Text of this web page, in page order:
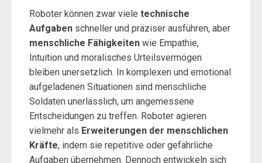
Roboter können zwar viele technische
Aufgaben schneller und präziser ausführen, aber
menschliche Fähigkeiten wie Empathie,
Intuition und moralisches Urteilsvermögen
bleiben unersetzlich. In komplexen und emotional
aufgeladenen Situationen sind menschliche
Soldaten unerlässlich, um angemessene
Entscheidungen zu treffen. Roboter agieren
vielmehr als Erweiterungen der menschlichen
Kräfte, indem sie repetitive oder gefährliche
Aufgaben übernehmen. Dennoch entwickeln sich